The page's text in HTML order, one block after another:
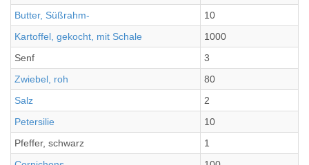
Butter, Süßrahm-
10
Kartoffel, gekocht, mit Schale
1000
Senf
3
Zwiebel, roh
80
Salz
2
Petersilie
10
Pfeffer, schwarz
1